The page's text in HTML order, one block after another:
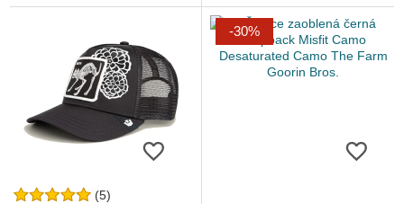
(5)
-30%